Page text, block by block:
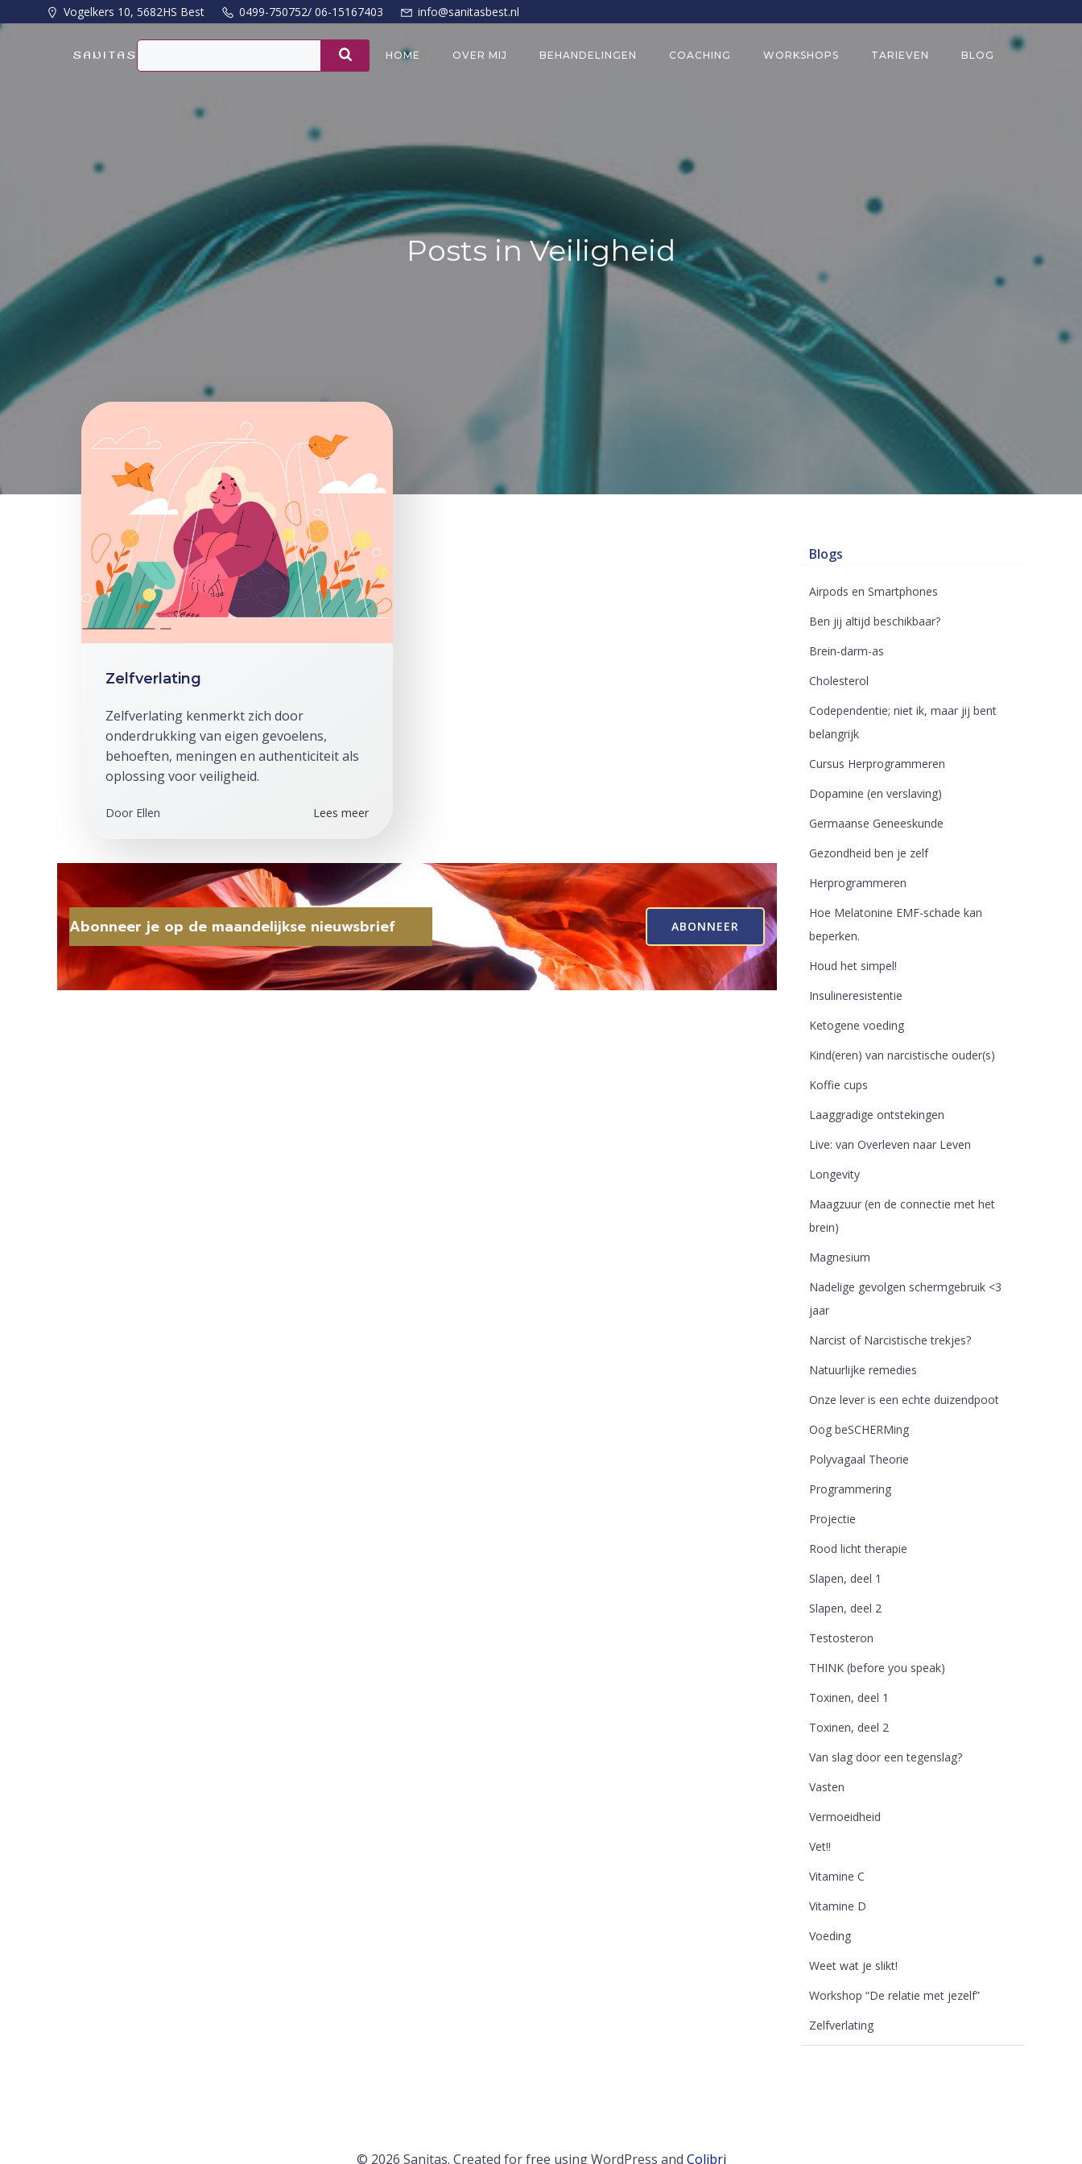
de
Vogelkers 10, 5682HS Best 0499-750752/ 06-15167403 info@sanitasbest.nl
SANITAS HOME OVER MIJ BEHANDELINGEN COACHING WORKSHOPS TARIEVEN BLOG
Posts in Veiligheid
Zelfverlating
Zelfverlating kenmerkt zich door
onderdrukking van eigen gevoelens,
behoeften, meningen en authenticiteit als
oplossing voor veiligheid.
Door Ellen Lees meer
Abonneer je op de maandelijkse nieuwsbrief ABONNEER
Blogs
Airpods en Smartphones
Ben jij altijd beschikbaar?
Brein-darm-as
Cholesterol
Codependentie; niet ik, maar jij bent
belangrijk
Cursus Herprogrammeren
Dopamine (en verslaving)
Germaanse Geneeskunde
Gezondheid ben je zelf
Herprogrammeren
Hoe Melatonine EMF-schade kan
beperken.
Houd het simpel!
Insulineresistentie
Ketogene voeding
Kind(eren) van narcistische ouder(s)
Koffie cups
Laaggradige ontstekingen
Live: van Overleven naar Leven
Longevity
Maagzuur (en de connectie met het
brein)
Magnesium
Nadelige gevolgen schermgebruik <3
jaar
Narcist of Narcistische trekjes?
Natuurlijke remedies
Onze lever is een echte duizendpoot
Oog beSCHERMing
Polyvagaal Theorie
Programmering
Projectie
Rood licht therapie
Slapen, deel 1
Slapen, deel 2
Testosteron
THINK (before you speak)
Toxinen, deel 1
Toxinen, deel 2
Van slag door een tegenslag?
Vasten
Vermoeidheid
Vet!!
Vitamine C
Vitamine D
Voeding
Weet wat je slikt!
Workshop “De relatie met jezelf”
Zelfverlating
© 2026 Sanitas. Created for free using WordPress and Colibri